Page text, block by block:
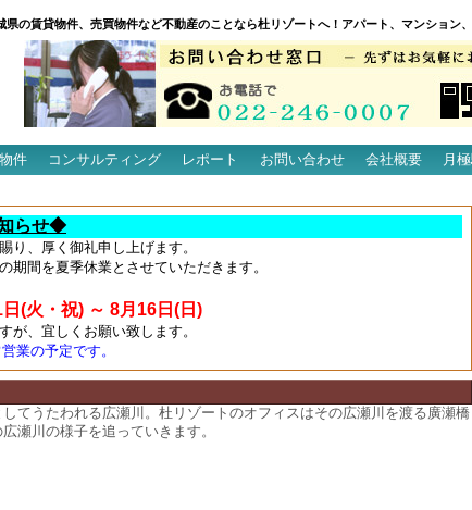
県の賃貸物件、売買物件など不動産のことなら杜リゾートへ！アパート、マンション
件 コンサルティング レポート お問い合わせ 会社概要 月
らせ◆
り、厚く御礼申し上げます。
期間を夏季休業とさせていただきます。
(火・祝) ～ 8月16日(日)
が、宜しくお願い致します。
業の予定です。
てうたわれる広瀬川。杜リゾートのオフィスはその広瀬川を渡る廣瀬橋
瀬川の様子を追っていきます。